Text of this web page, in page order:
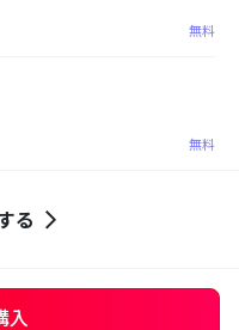
無料
無料
る
入